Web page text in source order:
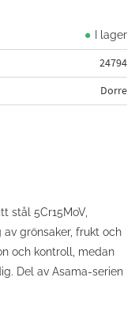
I lager
24794
Dorre
stål 5Cr15MoV,
grönsaker, frukt och
och kontroll, medan
Del av Asama-serien